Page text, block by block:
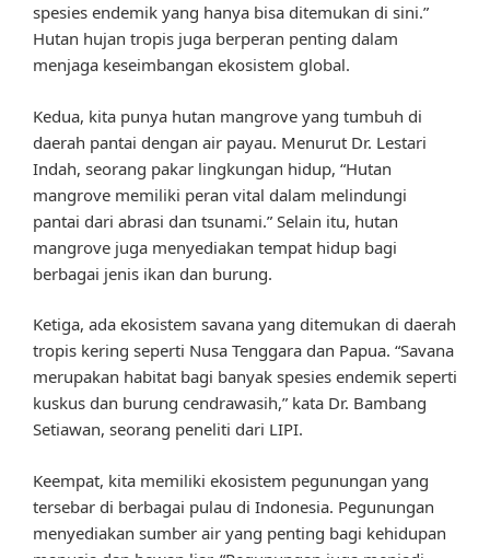
spesies endemik yang hanya bisa ditemukan di sini.”
Hutan hujan tropis juga berperan penting dalam
menjaga keseimbangan ekosistem global.
Kedua, kita punya hutan mangrove yang tumbuh di
daerah pantai dengan air payau. Menurut Dr. Lestari
Indah, seorang pakar lingkungan hidup, “Hutan
mangrove memiliki peran vital dalam melindungi
pantai dari abrasi dan tsunami.” Selain itu, hutan
mangrove juga menyediakan tempat hidup bagi
berbagai jenis ikan dan burung.
Ketiga, ada ekosistem savana yang ditemukan di daerah
tropis kering seperti Nusa Tenggara dan Papua. “Savana
merupakan habitat bagi banyak spesies endemik seperti
kuskus dan burung cendrawasih,” kata Dr. Bambang
Setiawan, seorang peneliti dari LIPI.
Keempat, kita memiliki ekosistem pegunungan yang
tersebar di berbagai pulau di Indonesia. Pegunungan
menyediakan sumber air yang penting bagi kehidupan